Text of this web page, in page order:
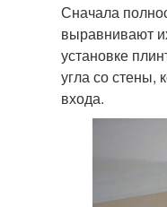
Сначала
выравнивают
установке
угла со стены,
входа.